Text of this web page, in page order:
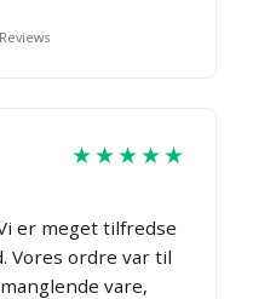
★★★★★
er meget tilfredse
Vores ordre var til
vare,